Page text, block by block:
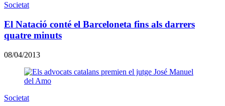
Societat
El Natació conté el Barceloneta fins als darrers
quatre minuts
08/04/2013
Societat